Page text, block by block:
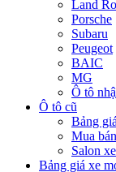
Land
Porsche
Subaru
Peugeot
BAIC
MG
Ô tô
Ô tô cũ
Bảng
Mua
Salon
Bảng giá xe